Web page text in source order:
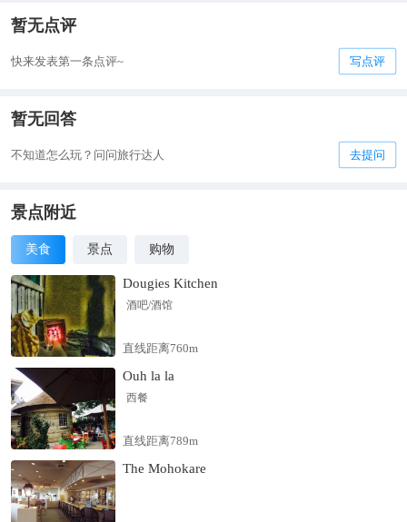
暂无点评
快来发表第一条点评~ 写点评
暂无回答
不知道怎么玩？问问旅行达人 去提问
景点附近
美食 景点 购物
Dougies Kitchen
酒吧/酒馆
直线距离760m
Ouh la la
西餐
直线距离789m
The Mohokare